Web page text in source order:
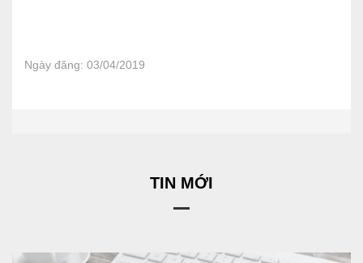
Ngày đăng: 03/04/2019
TIN MỚI